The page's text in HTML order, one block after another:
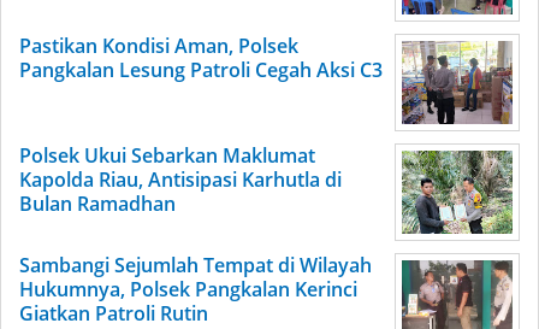
Pastikan Kondisi Aman, Polsek
Pangkalan Lesung Patroli Cegah Aksi C3
Polsek Ukui Sebarkan Maklumat
Kapolda Riau, Antisipasi Karhutla di
Bulan Ramadhan
Sambangi Sejumlah Tempat di Wilayah
Hukumnya, Polsek Pangkalan Kerinci
Giatkan Patroli Rutin